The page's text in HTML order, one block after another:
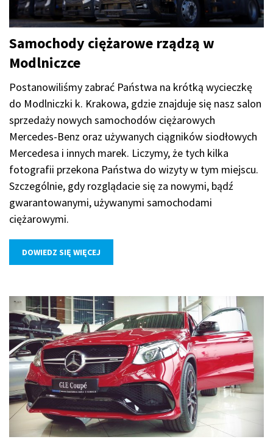
Samochody ciężarowe rządzą w
Modlniczce
Postanowiliśmy zabrać Państwa na krótką wycieczkę
do Modlniczki k. Krakowa, gdzie znajduje się nasz salon
sprzedaży nowych samochodów ciężarowych
Mercedes-Benz oraz używanych ciągników siodłowych
Mercedesa i innych marek. Liczymy, że tych kilka
fotografii przekona Państwa do wizyty w tym miejscu.
Szczególnie, gdy rozglądacie się za nowymi, bądź
gwarantowanymi, używanymi samochodami
ciężarowymi.
DOWIEDZ SIĘ WIĘCEJ